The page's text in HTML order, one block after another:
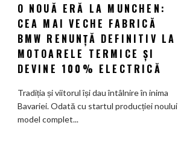
O
nouă
eră
Munchen:
Cea
fabrică
O NOUĂ ERĂ LA MUNCHEN:
CEA MAI VECHE FABRICĂ
BMW RENUNȚĂ DEFINITIV LA
MOTOARELE TERMICE ȘI
DEVINE 100% ELECTRICĂ
Tradiția și viitorul își dau întâlnire în inima
Bavariei. Odată cu startul producției noului
model complet...